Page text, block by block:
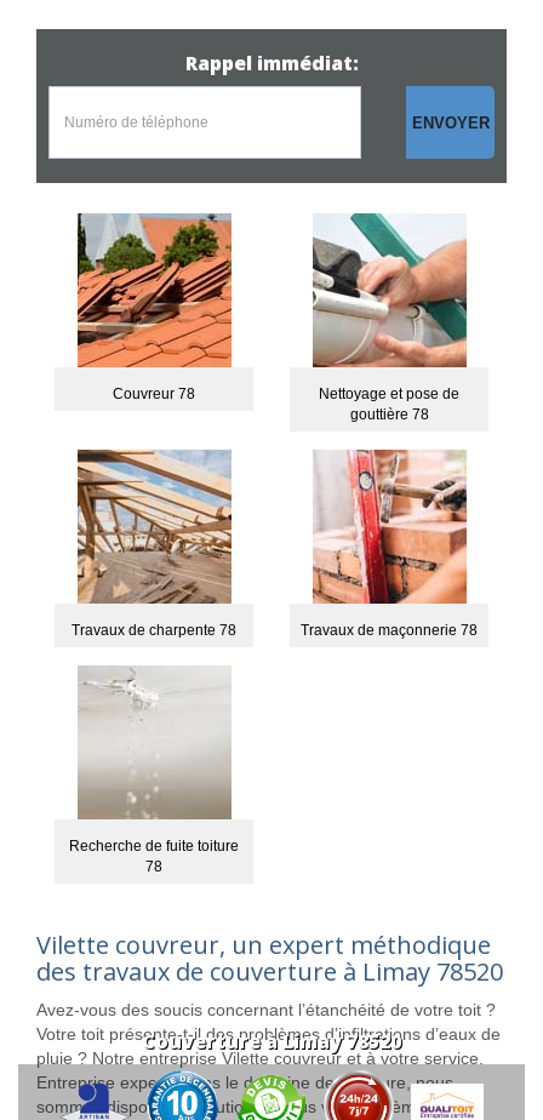
Couverture à Limay 78520
Rappel immédiat:
ENVOYER
Couvreur 78
Nettoyage et pose de
gouttière 78
Travaux de charpente 78 Travaux de maçonnerie 78
Recherche de fuite toiture
78
Vilette couvreur, un expert méthodique
des travaux de couverture à Limay 78520
Avez-vous des soucis concernant l’étanchéité de votre toit ?
Votre toit présente-t-il des problèmes d’infiltrations d’eaux de
pluie ? Notre entreprise Vilette couvreur et à votre service.
Entreprise experte dans le domaine de la toiture, nous
sommes disposés à solutionner tous vos problèmes